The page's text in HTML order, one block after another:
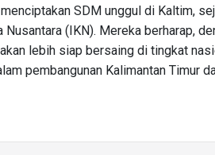
SDM unggul di Kaltim,
Nusantara (IKN). Mereka berharap,
lebih siap bersaing di tingkat
pembangunan Kalimantan Timur